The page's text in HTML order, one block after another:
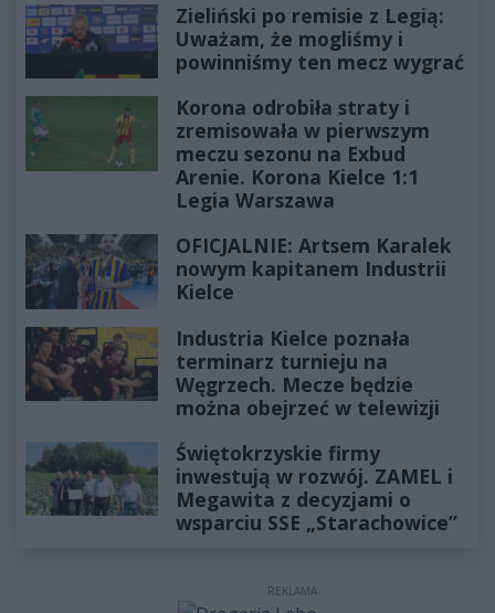
Zieliński po remisie z Legią:
Uważam, że mogliśmy i
powinniśmy ten mecz wygrać
Korona odrobiła straty i
zremisowała w pierwszym
meczu sezonu na Exbud
Arenie. Korona Kielce 1:1
Legia Warszawa
OFICJALNIE: Artsem Karalek
nowym kapitanem Industrii
Kielce
Industria Kielce poznała
terminarz turnieju na
Węgrzech. Mecze będzie
można obejrzeć w telewizji
Świętokrzyskie firmy
inwestują w rozwój. ZAMEL i
Megawita z decyzjami o
wsparciu SSE „Starachowice”
REKLAMA